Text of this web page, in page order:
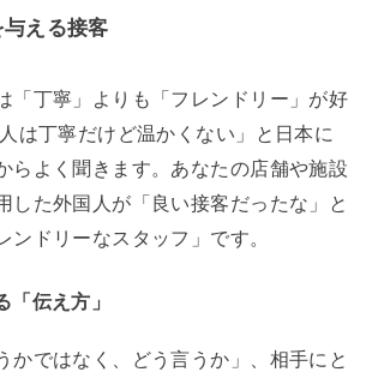
える接客
「丁寧」よりも「フレンドリー」が好
は丁寧だけど温かくない」と日本に
らよく聞きます。あなたの店舗や施設
した外国人が「良い接客だったな」と
ンドリーなスタッフ」です。
「伝え方」
かではなく、どう言うか」、相手にと